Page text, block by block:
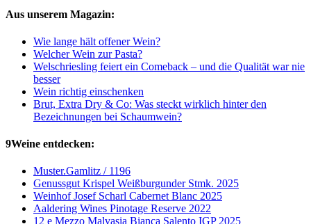
Aus unserem Magazin:
Wie lange hält offener Wein?
Welcher Wein zur Pasta?
Welschriesling feiert ein Comeback – und die Qualität war nie
besser
Wein richtig einschenken
Brut, Extra Dry & Co: Was steckt wirklich hinter den
Bezeichnungen bei Schaumwein?
9Weine entdecken:
Muster.Gamlitz / 1196
Genussgut Krispel Weißburgunder Stmk. 2025
Weinhof Josef Scharl Cabernet Blanc 2025
Aaldering Wines Pinotage Reserve 2022
12 e Mezzo Malvasia Bianca Salento IGP 2025